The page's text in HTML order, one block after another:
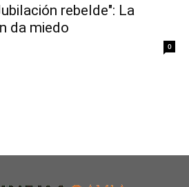
rebelde": La
da miedo
0